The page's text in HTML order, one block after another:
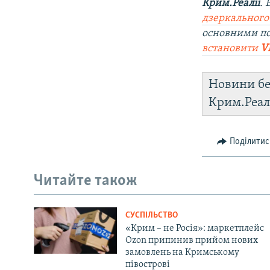
Крим.Реалії.
основними
встановити
Новини
Читайте також
СУСПІЛЬСТВО
«Крим – не Росія»: маркетплейс
Ozon припинив прийом нових
замовлень на Кримському
півострові